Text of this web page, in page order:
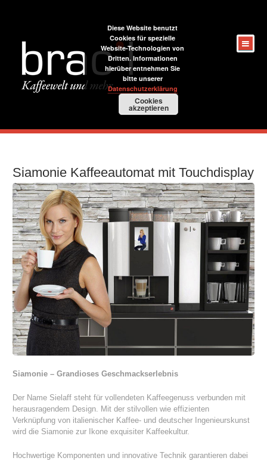
Siamonie Kaffeeautomat mit Touchdisplay
Siamonie – Grandioses Geschmackserlebnis
Der Name Sielaff steht für vollendeten Kaffeegenuss verbunden mit
herausragendem Design. Mit der stilvollen wie effizienten
Verknüpfung von italienischer Kaffee- und deutscher Ingenieurskunst
wird die Siamonie zur Ikone exquisiter Kaffeekultur.
Hochwertige Komponenten und innovative Technik garantieren dabei
Diese Website benutzt
Cookies für spezielle
Website-Technologien von
Dritten. Informationen
hierüber entnehmen Sie
bitte unserer
Datenschutzerklärung
Cookies
akzeptieren